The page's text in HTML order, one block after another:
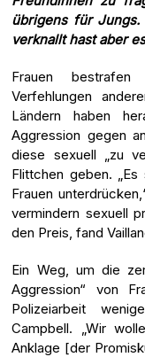
übrigens für
verknallt hast aber
Frauen
Verfehlungen
Ländern haben
Aggression gegen
diese sexuell „zu
Flittchen geben.
Frauen
vermindern sexuell
den Preis, fand
Ein Weg, um die
Aggression“ von
Polizeiarbeit
Campbell. „Wir
Anklage [der